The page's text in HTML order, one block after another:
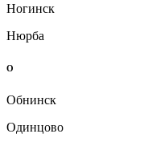
Ногинск
Нюрба
О
Обнинск
Одинцово